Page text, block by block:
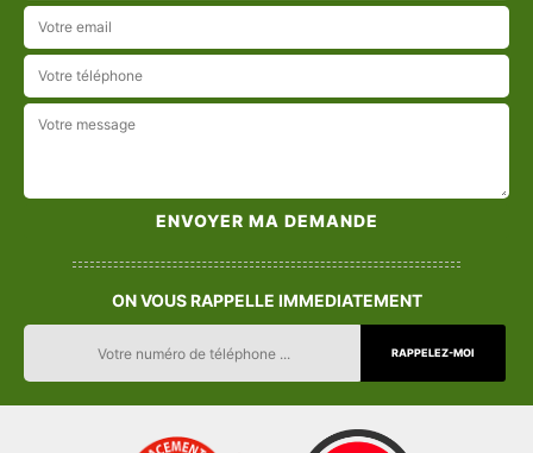
ON VOUS RAPPELLE IMMEDIATEMENT